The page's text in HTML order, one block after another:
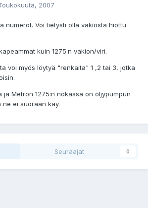
2007
numerot. Voi tietysti olla vakiosta hiottu
kuin 1275:n vakion/viri.
voi myös löytyä "renkaita" 1 ,2 tai 3, jotka
ja Metron 1275:n nokassa on öljypumpun
ei suoraan käy.
Seuraajat 0